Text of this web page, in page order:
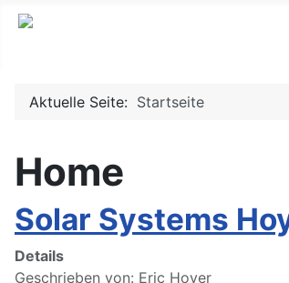
Aktuelle Seite: Startseite
Home
Solar Systems
Details
Geschrieben von: Eric Hoyer